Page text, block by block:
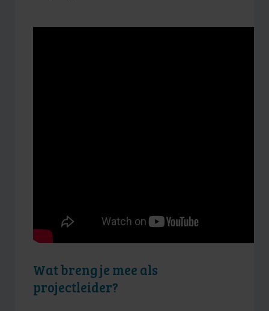
Wat breng je mee als
projectleider?